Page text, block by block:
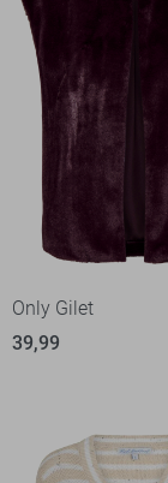
Only Gilet
39,99